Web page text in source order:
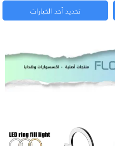
تحديد أحد الخيارات